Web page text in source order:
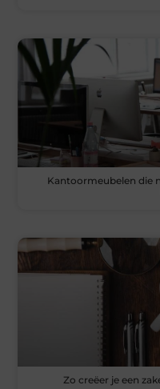
Kantoormeubelen die
Zo creëer je een